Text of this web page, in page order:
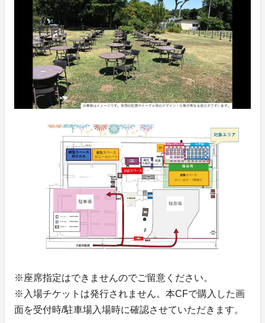
※座席指定はできませんのでご留意ください。
※入場チケットは発行されません。本CFで購入した画
面を受付時/駐車場入場時に確認させていただきます。